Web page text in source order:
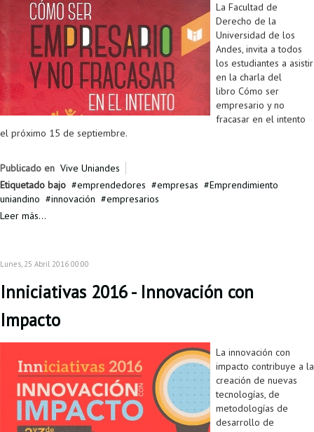
La Facultad de
Derecho de la
Universidad de los
Andes, invita a todos
los estudiantes a asistir
en la charla del
libro Cómo ser
empresario y no
fracasar en el intento
el próximo 15 de septiembre.
Publicado en Vive Uniandes
Etiquetado bajo
emprendedores empresas
Emprendimiento
uniandino
innovación
empresarios
Leer más...
Lunes, 25 Abril 2016 00:00
Inniciativas 2016 - Innovación con
Impacto
La innovación con
impacto contribuye a la
creación de nuevas
tecnologías, de
metodologías de
desarrollo de